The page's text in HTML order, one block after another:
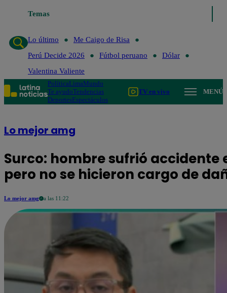
Temas
Lo último
Me Caigo de Risa
Perú Decide 2026
Fútbol peruano
Dólar
Valentina Valiente
PolíticaLimaMundo
Te ayudoTendencias
DeportesEspectáculos
TV en vivo MENÚ
Lo mejor amg
Surco: hombre sufrió accidente
pero no se hicieron cargo de
Lo mejor amg a las 11:22